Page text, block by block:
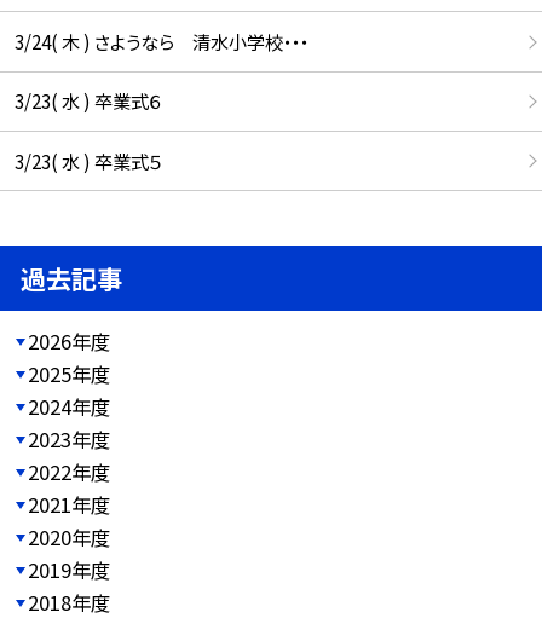
3/24( 木 ) さようなら 清水小学校・・・
3/23( 水 ) 卒業式６
3/23( 水 ) 卒業式５
過去記事
2026年度
2025年度
2024年度
2023年度
2022年度
2021年度
2020年度
2019年度
2018年度